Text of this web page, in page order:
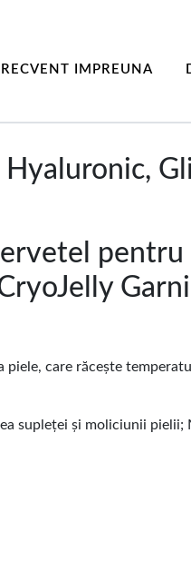
IMPREUNA
care răcește
supleței și moliciunii pielii;